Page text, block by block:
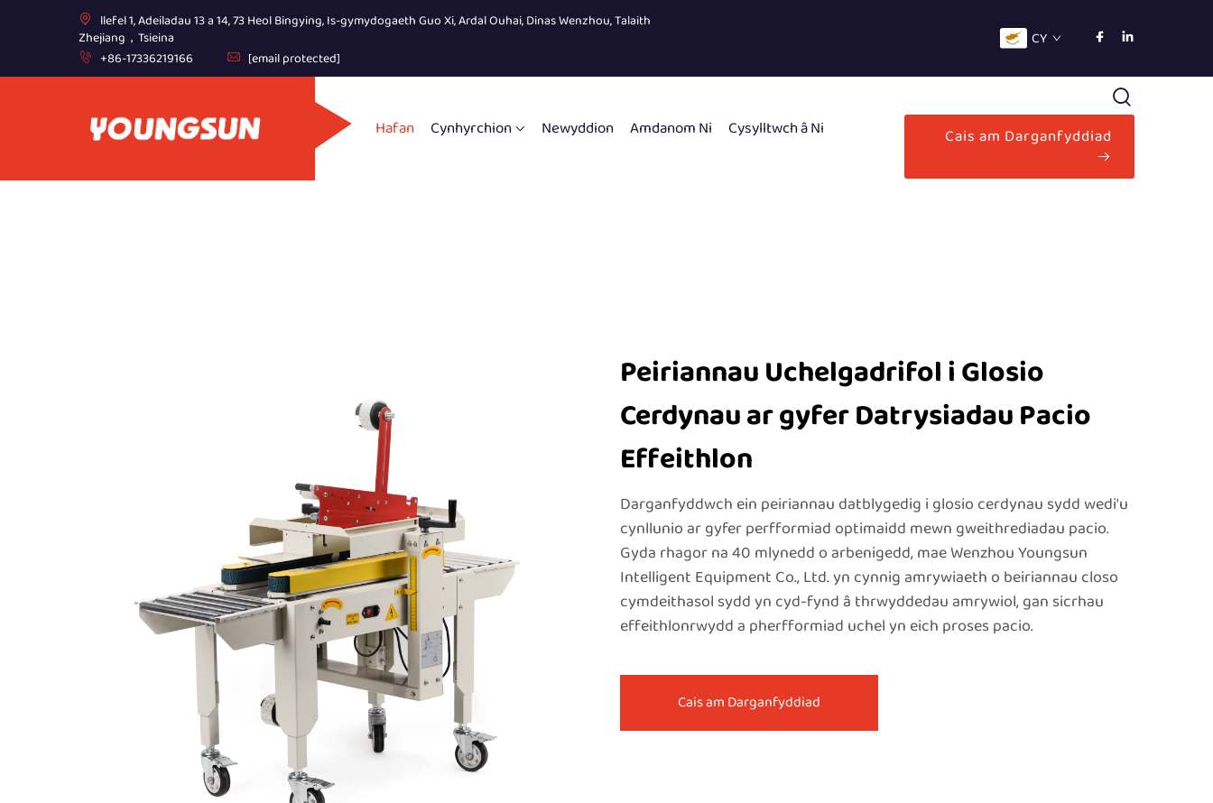
llefel 1, Adeiladau 13 a 14, 73 Heol Bingying, Is-gymydogaeth Guo Xi, Ardal Ouhai, Dinas Wenzhou, Talaith
Zhejiang，Tsieina
+86-17336219166
[email protected]
CY
Hafan Cynhyrchion Newyddion Amdanom Ni Cysylltwch â Ni Cais am Darganfyddiad
Peiriannau Uchelgadrifol i Glosio
Cerdynau ar gyfer Datrysiadau Pacio
Effeithlon
Darganfyddwch ein peiriannau datblygedig i glosio cerdynau sydd wedi'u
cynllunio ar gyfer perfformiad optimaidd mewn gweithrediadau pacio.
Gyda rhagor na 40 mlynedd o arbenigedd, mae Wenzhou Youngsun
Intelligent Equipment Co., Ltd. yn cynnig amrywiaeth o beiriannau closo
cymdeithasol sydd yn cyd-fynd â thrwyddedau amrywiol, gan sicrhau
effeithlonrwydd a pherfformiad uchel yn eich proses pacio.
Cais am Darganfyddiad